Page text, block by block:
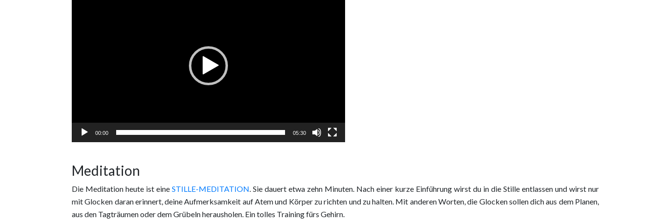
00:00 05:30
Meditation
Die Meditation heute ist eine STILLE-MEDITATION. Sie dauert etwa zehn Minuten. Nach einer kurze Einführung wirst du in die Stille entlassen und wirst nur
mit Glocken daran erinnert, deine Aufmerksamkeit auf Atem und Körper zu richten und zu halten. Mit anderen Worten, die Glocken sollen dich aus dem Planen,
aus den Tagträumen oder dem Grübeln herausholen. Ein tolles Training fürs Gehirn.